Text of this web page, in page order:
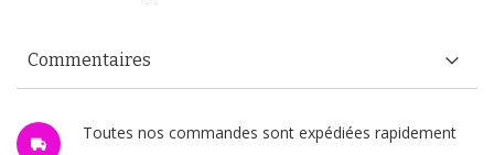
Toutes nos commandes sont expédiées rapidement
Commentaires